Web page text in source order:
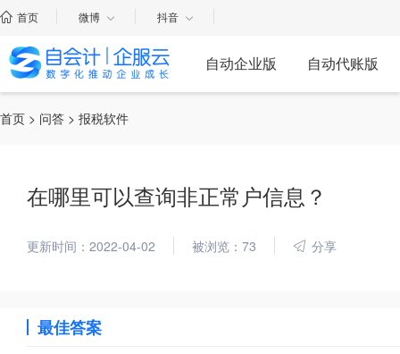
首页 微博 抖音
自动企业版 自动代账版
首页 > 问答 > 报税软件
在哪里可以查询非正常户信息？
更新时间：2022-04-02 被浏览：73 分享
最佳答案